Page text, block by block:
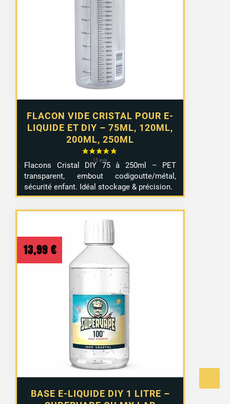
FLACON VIDE CRISTAL POUR E-
LIQUIDE ET DIY – 75ML, 120ML,
200ML, 250ML
prix :
2,99 €
à
4,99 €
Flacons Cristal DIY 75 à 250ml – PET
transparent, embout codigoutte/métal,
sécurité enfant. Idéal stockage & précision.
BASE E-LIQUIDE DIY 1 LITRE –
13,99 €